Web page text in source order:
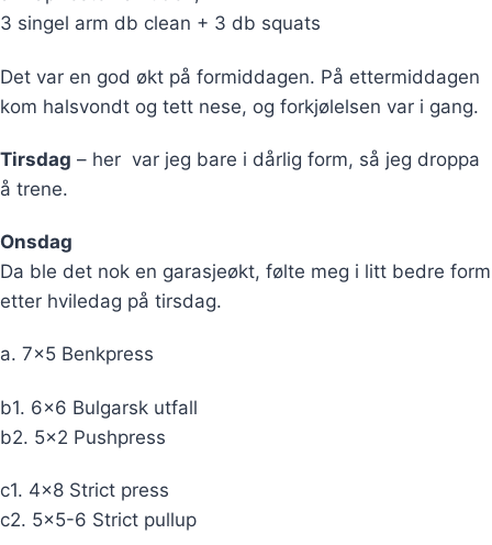
3 singel arm db clean + 3 db squats
Det var en god økt på formiddagen. På ettermiddagen
kom halsvondt og tett nese, og forkjølelsen var i gang.
Tirsdag – her var jeg bare i dårlig form, så jeg droppa
å trene.
Onsdag
Da ble det nok en garasjeøkt, følte meg i litt bedre form
etter hviledag på tirsdag.
a. 7×5 Benkpress
b1. 6×6 Bulgarsk utfall
b2. 5×2 Pushpress
c1. 4×8 Strict press
c2. 5×5-6 Strict pullup